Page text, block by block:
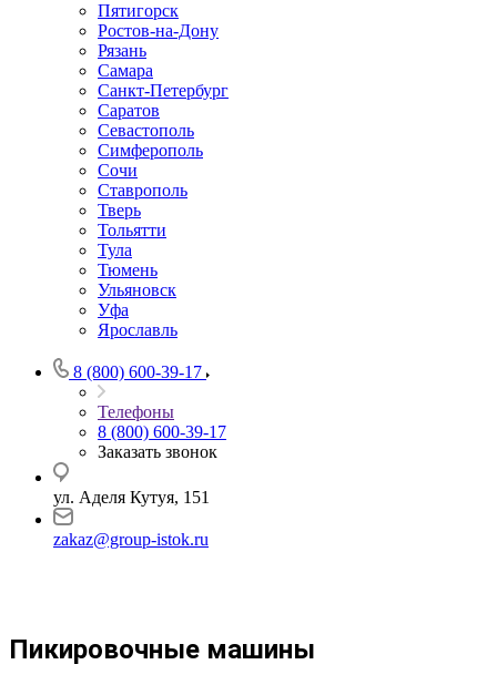
Пятигорск
Ростов-на-Дону
Рязань
Самара
Санкт-Петербург
Саратов
Севастополь
Симферополь
Сочи
Ставрополь
Тверь
Тольятти
Тула
Тюмень
Ульяновск
Уфа
Ярославль
8 (800) 600-39-17
Телефоны
8 (800) 600-39-17
Заказать звонок
ул. Аделя Кутуя, 151
zakaz@group-istok.ru
Пикировочные машины